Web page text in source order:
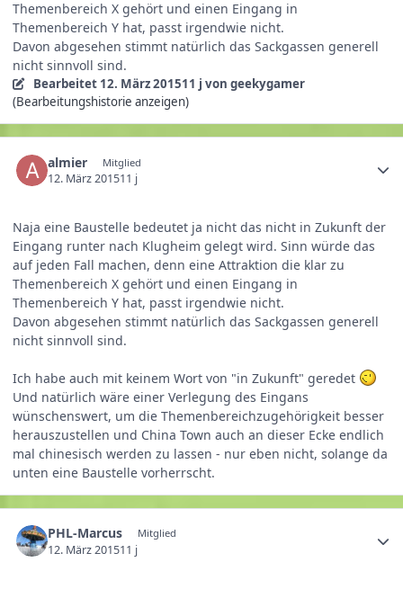
Themenbereich X gehört und einen Eingang in
Themenbereich Y hat, passt irgendwie nicht.
Davon abgesehen stimmt natürlich das Sackgassen generell
nicht sinnvoll sind.
Bearbeitet 12. März 201511 j von geekygamer
(Bearbeitungshistorie anzeigen)
almier Mitglied
12. März 201511 j
Naja eine Baustelle bedeutet ja nicht das nicht in Zukunft der
Eingang runter nach Klugheim gelegt wird. Sinn würde das
auf jeden Fall machen, denn eine Attraktion die klar zu
Themenbereich X gehört und einen Eingang in
Themenbereich Y hat, passt irgendwie nicht.
Davon abgesehen stimmt natürlich das Sackgassen generell
nicht sinnvoll sind.
Ich habe auch mit keinem Wort von "in Zukunft" geredet
Und natürlich wäre einer Verlegung des Eingans
wünschenswert, um die Themenbereichzugehörigkeit besser
herauszustellen und China Town auch an dieser Ecke endlich
mal chinesisch werden zu lassen - nur eben nicht, solange da
unten eine Baustelle vorherrscht.
PHL-Marcus Mitglied
12. März 201511 j